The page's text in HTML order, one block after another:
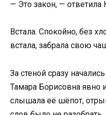
— Это закон, — ответила
Встала. Спокойно, без
встала, забрала свою
За стеной сразу
Тамара Борисовна явно
слышала её шёпот,